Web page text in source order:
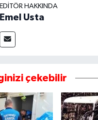
EDITÖR HAKKINDA
Emel Usta
çekebilir